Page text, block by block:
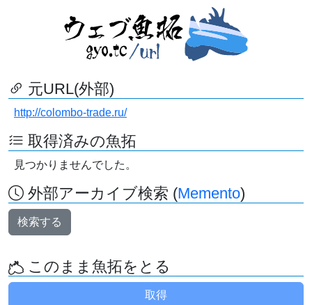
元URL(外部)
http://colombo-trade.ru/
取得済みの魚拓
見つかりませんでした。
外部アーカイブ検索 (Memento)
検索する
このまま魚拓をとる